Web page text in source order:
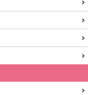
、
たい条件がそろっ